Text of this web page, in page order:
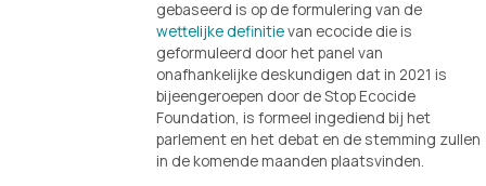
wettelijke definitie van ecocide die is
geformuleerd door het panel van
onafhankelijke deskundigen dat in 2021 is
bijeengeroepen door de Stop Ecocide
Foundation, is formeel ingediend bij het
parlement en het debat en de stemming zullen
in de komende maanden plaatsvinden.